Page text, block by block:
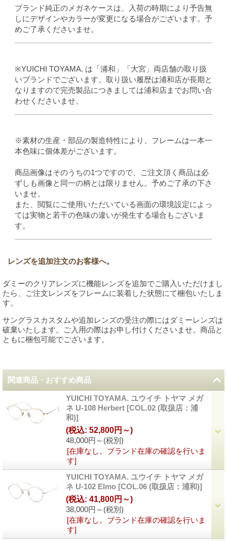
ブランド純正のメガネケースは、入荷の時期により予告無
しにデザインやカラーが変更になる場合がございます。予
めご了承くださいませ。
※YUICHI TOYAMA. は「浦和」「大宮」両店舗の取り扱
いブランドでございます。取り扱い履歴は浦和店が長期と
なりますので完売製品につきましては浦和店までお問い合
わせくださいませ。
※素材の生産・部品の製造特性により、フレームは一本一
本色味に個体差がございます。
商品画像はそのうちの1つですので、ご注文頂く商品は必
ずしも画像と同一の柄とは限りません。予めご了承の下さ
いませ。
また、閲覧にご使用いただいている画面の環境設定によっ
ては実物と若干の色味の違いが発生する場合もございま
す。
レンズを追加注文のお客様へ。
ダミーのクリアレンズに機能レンズを追加でご購入いただけまし
たら、ご注文レンズをフレームに装着した状態にて梱包いたしま
す。
サングラスカスタムや追加レンズの受注の際にはダミーレンズは
破棄いたします。ご入用の際はお申し付けくださいませ。商品と
ともに梱包可能でございます。
関連商品・おすすめ商品
YUICHI TOYAMA. ユウイチ トヤマ メガ
ネ U-108 Herbert [COL.02 (取扱店：浦
和)]
48,000円～ (税別)
(税込: 52,800円～)
[在庫なし。ブランド在庫の確認を行いま
す]
YUICHI TOYAMA. ユウイチ トヤマ メガ
ネ U-102 Elmo [COL.06 (取扱店：浦和)]
38,000円～ (税別)
(税込: 41,800円～)
[在庫なし。ブランド在庫の確認を行いま
す]